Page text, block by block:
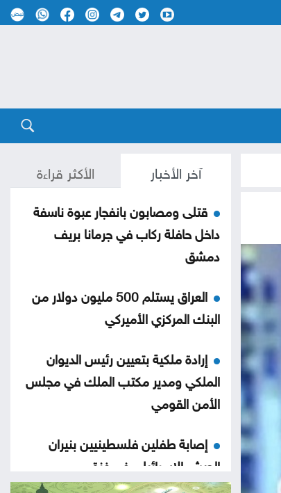
آخر الأخبار الأكثر قراءة
قتلى ومصابون بانفجار عبوة ناسفة
داخل حافلة ركاب في جرمانا بريف
دمشق
العراق يستلم 500 مليون دولار من
البنك المركزي الأميركي
إرادة ملكية بتعيين رئيس الديوان
الملكي ومدير مكتب الملك في مجلس
الأمن القومي
إصابة طفلين فلسطينيين بنيران
الجيش الإسرائيلي في غزة